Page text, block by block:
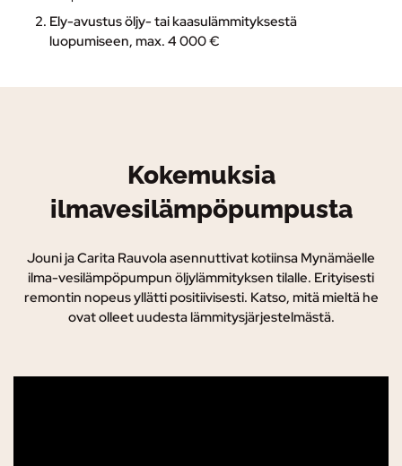
Ely-avustusöljy- tai kaasulämmityksestä
luopumiseen, max. 4 000 €
Kokemuksia
ilmavesilämpöpumpusta
Jouni ja Carita Rauvola asennuttivat kotiinsa Mynämäelle
ilma-vesilämpöpumpun öljylämmityksen tilalle. Erityisesti
remontin nopeus yllätti positiivisesti. Katso, mitä mieltä he
ovat olleet uudesta lämmitysjärjestelmästä.